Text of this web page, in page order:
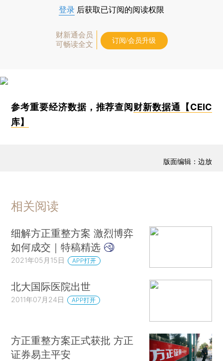
登录 后获取已订阅的阅读权限
财新通会员
可畅读全文
订阅/会员升级
参考重要经济数据，推荐查阅 财新数据通【CEIC
库】
版面编辑：边放
相关阅读
细解方正重整方案 激烈博弈
如何成交｜特稿精选
2021年05月15日 APP打开
北大国际医院出世
2011年07月24日 APP打开
方正重整方案正式获批 方正
证券易主平安